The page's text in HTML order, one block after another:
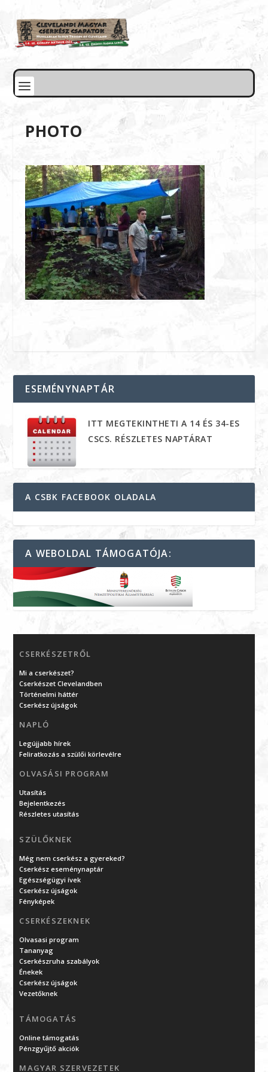
PHOTO
ESEMÉNYNAPTÁR
ITT MEGTEKINTHETI A 14 ÉS 34-ES
CSCS. RÉSZLETES NAPTÁRAT
A CSBK FACEBOOK OLADALA
A WEBOLDAL TÁMOGATÓJA:
CSERKÉSZETRŐL
Mi a cserkészet?
Cserkészet Clevelandben
Történelmi háttér
Cserkész újságok
NAPLÓ
Legújjabb hírek
Feliratkozás a szülői körlevélre
OLVASÁSI PROGRAM
Utasítás
Bejelentkezés
Részletes utasítás
SZÜLŐKNEK
Még nem cserkész a gyereked?
Cserkész eseménynaptár
Egészségügyi ívek
Cserkész újságok
Fényképek
CSERKÉSZEKNEK
Olvasasi program
Tananyag
Cserkészruha szabályok
Énekek
Cserkész újságok
Vezetőknek
TÁMOGATÁS
Online támogatás
Pénzgyűjtő akciók
MAGYAR SZERVEZETEK